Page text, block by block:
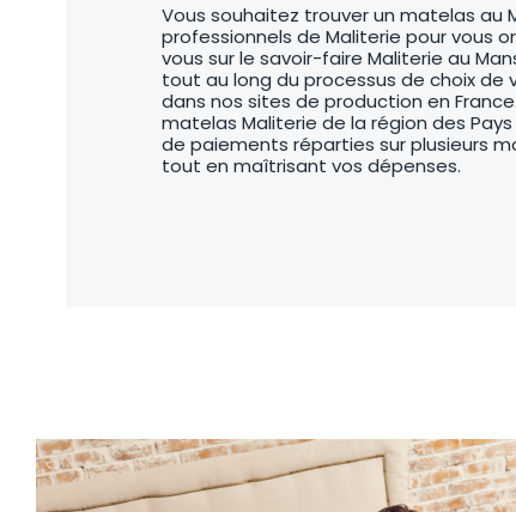
Vous souhaitez trouver un matelas au
professionnels de Maliterie pour vous
vous sur le savoir-faire Maliterie au
tout au long du processus de choix
dans nos sites de production en
matelas Maliterie de la région des
de paiements réparties sur plusieurs
tout en maîtrisant vos dépenses.